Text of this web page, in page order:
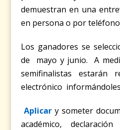
demuestran en una
en persona o por
Los ganadores se
de mayo y junio. A
semifinalistas estarán
electrónico
Aplicar y someter
académico,